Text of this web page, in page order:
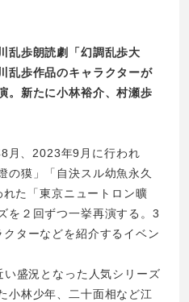
乱歩朗読劇「幻調乱歩大
乱歩作品のキャラクターが
。新たに小林裕介、村瀬歩
月、2023年9月に行われ
の獏」「自決スル幼魚永久
た「東京ニュートロン曠
を２回ずつ一挙再演する。3
ターなどを紹介するイベン
盛況となった人気シリーズ
小林少年、二十面相など江